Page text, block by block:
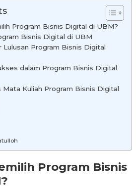
Program Bisnis Digital di UBM?
Bisnis Digital di UBM
Lulusan Program Bisnis Digital
dalam Program Bisnis Digital
Mata Kuliah Program Bisnis Digital
Program Bisnis